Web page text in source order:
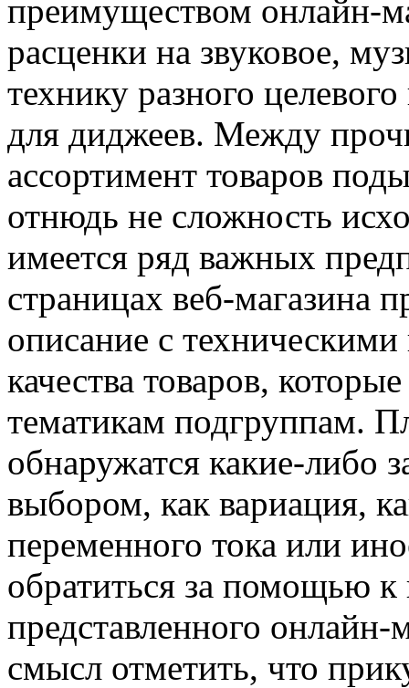
преимуществом онлайн-
расценки на звуковое,
технику разного
для диджеев. Между
ассортимент товаров
отнюдь не сложность
имеется ряд важных
страницах веб-магазина
описание с техническими
качества товаров,
тематикам подгруппам.
обнаружатся какие-либо
выбором, как вариация,
переменного тока или
обратиться за помощью
представленного онлайн-
смысл отметить, что